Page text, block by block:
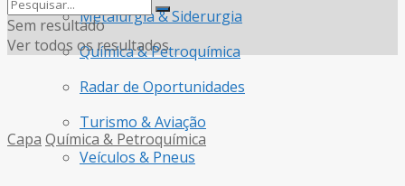
Metalurgia & Siderurgia
Química & Petroquímica
Radar de Oportunidades
Turismo & Aviação
Veículos & Pneus
Sem resultado
Ver todos os resultados
Capa Química & Petroquímica